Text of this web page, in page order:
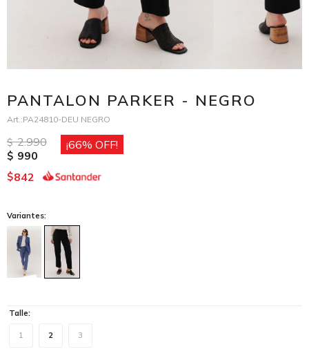
PANTALON PARKER - NEGRO
PA24810-DEU NEGRO
$ 2.990
$ 990
66
$842
Variantes:
Talle:
1 2 3